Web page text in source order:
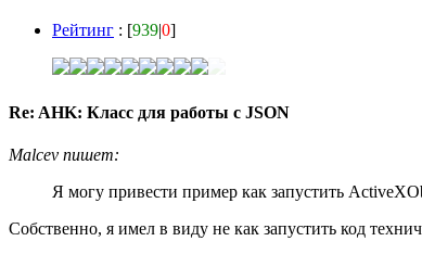
Рейтинг : [939|0]
Re: AHK: Класс для работы с JSON
Malcev пишет:
Я могу привести пример как запустить
Собственно, я имел в виду не как запустить код